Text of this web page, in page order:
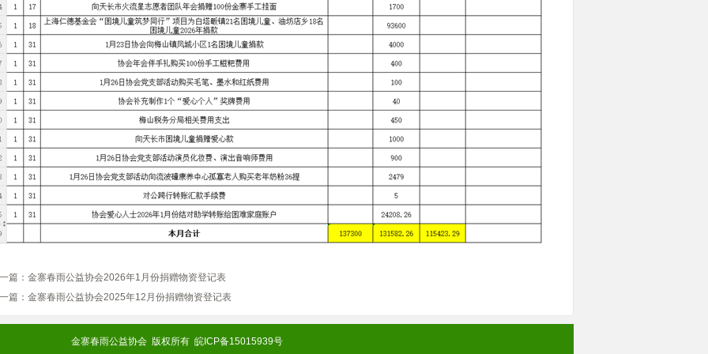
篇： 金寨春雨公益协会2026年1月份捐赠物资登记表
篇： 金寨春雨公益协会2025年12月份捐赠物资登记表
金寨春雨公益协会 版权所有 皖ICP备15015939号